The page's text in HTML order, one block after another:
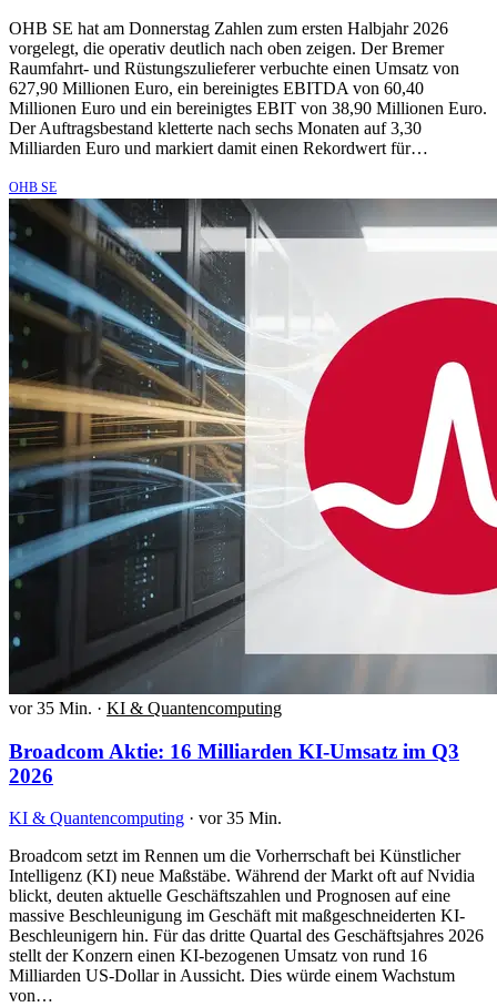
OHB SE hat am Donnerstag Zahlen zum ersten Halbjahr 2026
vorgelegt, die operativ deutlich nach oben zeigen. Der Bremer
Raumfahrt- und Rüstungszulieferer verbuchte einen Umsatz von
627,90 Millionen Euro, ein bereinigtes EBITDA von 60,40
Millionen Euro und ein bereinigtes EBIT von 38,90 Millionen Euro.
Der Auftragsbestand kletterte nach sechs Monaten auf 3,30
Milliarden Euro und markiert damit einen Rekordwert für…
OHB SE
vor 35 Min. · KI & Quantencomputing
Broadcom Aktie: 16 Milliarden KI-Umsatz im Q3
2026
KI & Quantencomputing · vor 35 Min.
Broadcom setzt im Rennen um die Vorherrschaft bei Künstlicher
Intelligenz (KI) neue Maßstäbe. Während der Markt oft auf Nvidia
blickt, deuten aktuelle Geschäftszahlen und Prognosen auf eine
massive Beschleunigung im Geschäft mit maßgeschneiderten KI-
Beschleunigern hin. Für das dritte Quartal des Geschäftsjahres 2026
stellt der Konzern einen KI-bezogenen Umsatz von rund 16
Milliarden US-Dollar in Aussicht. Dies würde einem Wachstum
von…